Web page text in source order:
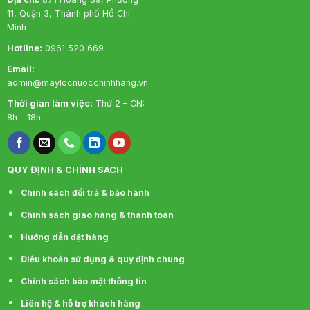
không chỉ giúp tiết kiệm diện tích mà còn mang lại
sự gọn gàng, sạch sẽ cho không gian sống của gia
đình bạn.
Công suất lọc vượt trội 18 lít/ giờ
Với công suất lọc lên đến 18 lít/ giờ, KG100ESGUS9
người trong gia đình. Bạn có thể yên tâm rằng máy
sẽ cung cấp đủ nước cho mọi hoạt động hàng
ngày, từ nấu ăn, uống nước đến các nhu cầu sinh
11, Quận 3, Thành phố Hồ Chí
Minh
Hotline: 0961 520 669
Email:
admin@maylocnuocchinhhang.vn
Thời gian làm việc: Thứ 2 – CN:
8h – 18h
QUY ĐỊNH & CHÍNH SÁCH
Chính sách đổi trả & bảo hành
Chính sách giao hàng & thanh toán
Hướng dẫn đặt hàng
Điều khoản sử dụng & quy định chung
Chính sách bảo mật thông tin
Liên hệ & hỗ trợ khách hàng